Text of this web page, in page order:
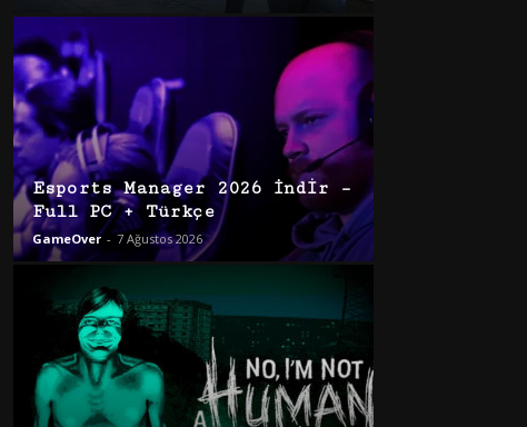
Esports Manager 2026 İndir –
Full PC + Türkçe
GameOver - 7 Ağustos 2026